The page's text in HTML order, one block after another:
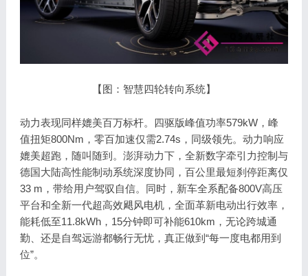
【图：智慧四轮转向系统】
动力表现同样媲美百万标杆。四驱版峰值功率579kW，峰
值扭矩800Nm，零百加速仅需2.74s，同级领先。动力响应
媲美超跑，随叫随到。澎湃动力下，全新数字牵引力控制与
德国大陆高性能制动系统深度协同，百公里最短刹停距离仅
33 m，带给用户驾驭自信。同时，新车全系配备800V高压
平台和全新一代超高效飓风电机，全面革新电动出行效率，
能耗低至11.8kWh，15分钟即可补能610km，无论跨城通
勤、还是自驾远游都畅行无忧，真正做到“每一度电都用到
位”。